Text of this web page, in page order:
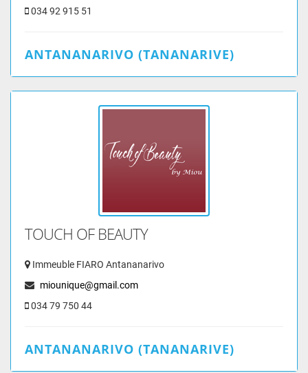
034 92 915 51
ANTANANARIVO (TANANARIVE)
TOUCH OF BEAUTY
Immeuble FIARO Antananarivo
miounique@gmail.com
034 79 750 44
ANTANANARIVO (TANANARIVE)